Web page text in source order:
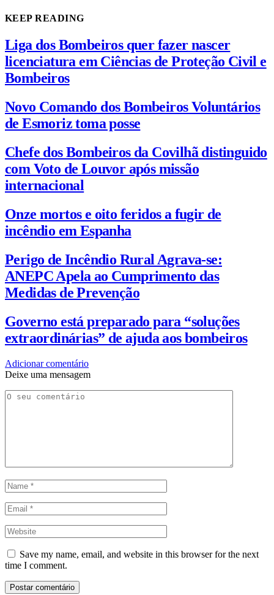
KEEP READING
Liga dos Bombeiros quer fazer nascer
licenciatura em Ciências de Proteção Civil e
Bombeiros
Novo Comando dos Bombeiros Voluntários
de Esmoriz toma posse
Chefe dos Bombeiros da Covilhã distinguido
com Voto de Louvor após missão
internacional
Onze mortos e oito feridos a fugir de
incêndio em Espanha
Perigo de Incêndio Rural Agrava-se:
ANEPC Apela ao Cumprimento das
Medidas de Prevenção
Governo está preparado para “soluções
extraordinárias” de ajuda aos bombeiros
Adicionar comentário
Deixe uma mensagem
Save my name, email, and website in this browser for the next
time I comment.